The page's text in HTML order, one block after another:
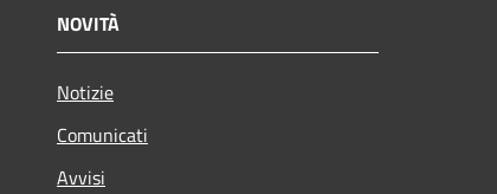
NOVITÀ
Notizie
Comunicati
Avvisi